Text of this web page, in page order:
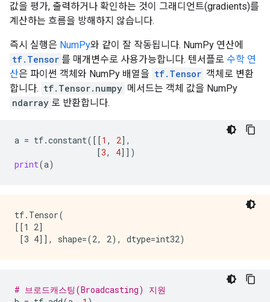
값을 평가, 출력하거나 확인하는 것이 그래디언트(gradients)를
계산하는 흐름을 방해하지 않습니다.
즉시 실행은 NumPy와 같이 잘 작동됩니다. NumPy 연산에
tf.Tensor 를 매개변수로 사용가능합니다. 텐서플로 수학 연
산은 파이썬 객체와 NumPy 배열을 tf.Tensor 객체로 변환
합니다. tf.Tensor.numpy 메서드는 객체 값을 NumPy
ndarray 로 반환합니다.
a = tf.constant([[1 , 2],
[3, 4]])
print(a)
tf.Tensor(
[[1 2]
# 브로드캐스팅(Broadcasting) 지원